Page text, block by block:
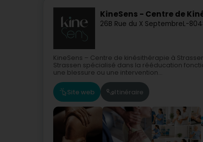
KineSens - Centre de
26B Rue du X SeptembreL-
KineSens – Centre de kinésithérapie à
Strassen spécialisé dans la rééducation
une blessure ou une intervention...
Site web Itinéraire